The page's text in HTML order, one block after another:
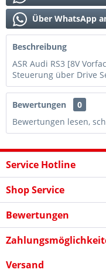
Über WhatsApp
Beschreibung
ASR Audi RS3 [8V
Steuerung über Drive
Bewertungen
0
Bewertungen lesen,
Service Hotline
Shop Service
Bewertungen
Versand